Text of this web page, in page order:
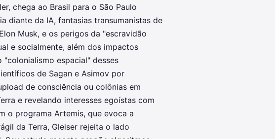
chega ao Brasil para o São Paulo
diante da IA, fantasias transumanistas de
Musk, e os perigos da "escravidão
e socialmente, além dos impactos
espacial" desses
de Sagan e Asimov por
de consciência ou colônias em
e revelando interesses egoístas com
o programa Artemis, que evoca a
da Terra, Gleiser rejeita o lado